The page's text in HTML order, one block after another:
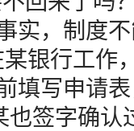
实，制度不
银行工作
填写申请
也签字确